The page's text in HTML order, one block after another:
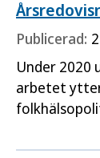
Publicerad:
Under 2020
arbetet
skapa